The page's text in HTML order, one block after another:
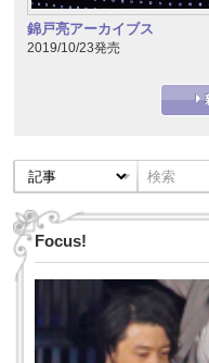
錦戸亮アーカイブス
2019/10/23発売
Focus!